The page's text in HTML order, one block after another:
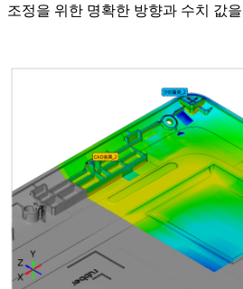
조정을 위한 명확한 방향과 수치 값